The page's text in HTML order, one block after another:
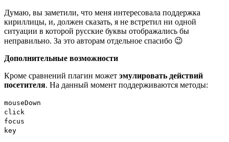
Думаю, вы заметили, что меня интересовала поддержка
кириллицы, и, должен сказать, я не встретил ни одной
ситуации в которой русские буквы отображались бы
неправильно. За это авторам отдельное спасибо 😉
Дополнительные возможности
Кроме сравнений плагин может эмулировать действий
посетителя. На данный момент поддерживаются методы:
mouseDown
click
focus
key